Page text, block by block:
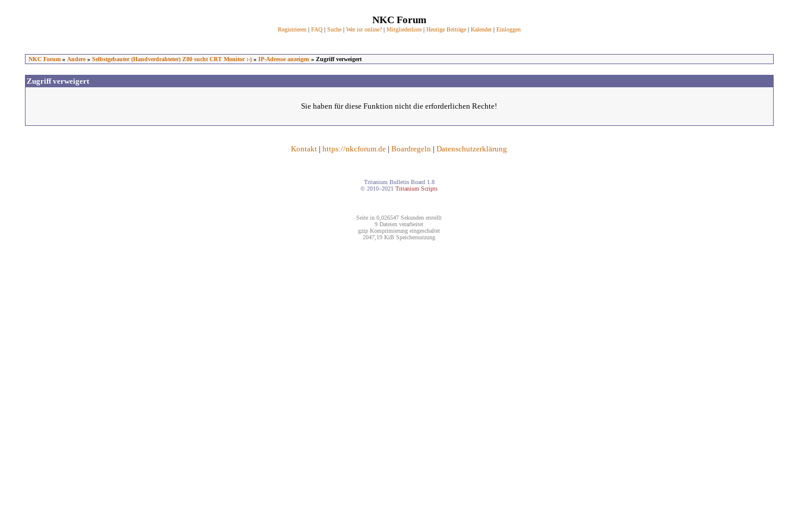
NKC Forum
Registrieren| FAQ| Suche| Wer ist online?| Mitgliederliste| Heutige Beiträge| Kalender| Einloggen
NKC Forum» Andere» Selbstgebauter (Handverdrahteter) Z80 sucht CRT Monitor :-)» IP-Adresse anzeigen » Zugriff verweigert
Zugriff verweigert
Sie haben für diese Funktion nicht die erforderlichen Rechte!
Kontakt | https://nkcforum.de | Boardregeln | Datenschutzerklärung
Tritanium Bulletin Board 1.8
© 2010–2021 Tritanium Scripts
Seite in 0,026547 Sekunden erstellt
9 Dateien verarbeitet
gzip Komprimierung eingeschaltet
2047,19 KiB Speichernutzung